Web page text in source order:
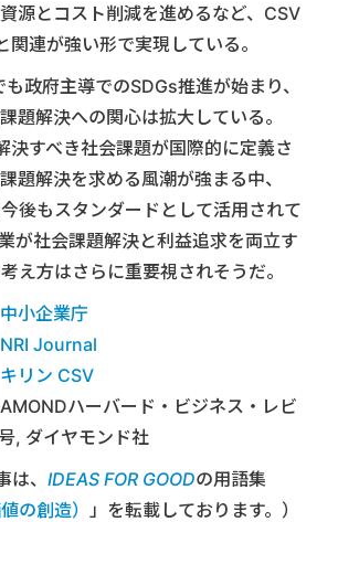
源とコスト削減を進めるなど、CSV
関連が強い形で実現している。
政府主導でのSDGs推進が始まり、
題解決への関心は拡大している。
決すべき社会課題が国際的に定義さ
題解決を求める風潮が強まる中、
後もスタンダードとして活用されて
が社会課題解決と利益追求を両立す
え方はさらに重要視されそうだ。
中小企業庁
NRI Journal
キリン CSV
ハーバード・ビジネス・レビ
, ダイヤモンド社
は、 IDEAS FOR GOODの用語集
の創造） 」を転載しております。）